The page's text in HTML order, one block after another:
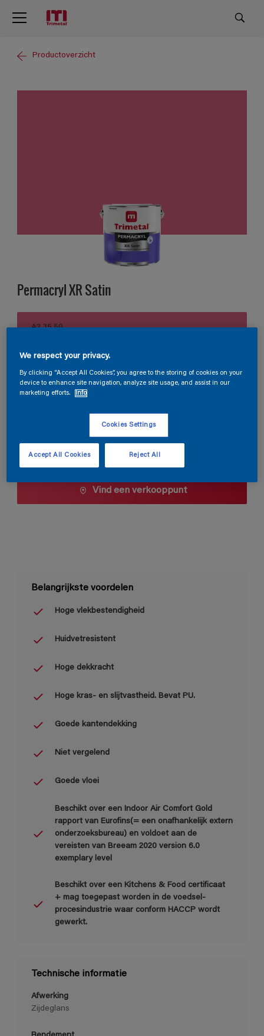
Productoverzicht
Permacryl XR Satin
A2.35.50
Verpakkingsgrootte
0,5 L
Verfcalculator
Bereken
Vind een verkooppunt
Belangrijkste voordelen
Hoge vlekbestendigheid
Huidvetresistent
Hoge dekkracht
Hoge kras- en slijtvastheid. Bevat PU.
Goede kantendekking
Niet vergelend
Goede vloei
Beschikt over een Indoor Air Comfort Gold
rapport van Eurofins(= een onafhankelijk extern
onderzoeksbureau) en voldoet aan de
vereisten van Breeam 2020 version 6.0
exemplary level
Beschikt over een Kitchens & Food certificaat
+ mag toegepast worden in de voedsel-
procesindustrie waar conform HACCP wordt
gewerkt.
Technische informatie
Afwerking
Zijdeglans
We respect your privacy.
By clicking “Accept All Cookies”, you agree to the storing of cookies on your
device to enhance site navigation, analyze site usage, and assist in our
marketing efforts.
Info
Cookies Settings
Reject All
Accept All Cookies